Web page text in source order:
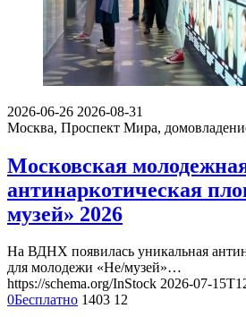
2026-06-26 2026-08-31
Москва, Проспект Мира,
Московская
антинаркотическая
музей» 2026
На ВДНХ появилась уникальная
для молодежи «Не/музей»…
https://schema.org/InStock 2026-07-
0Бесплатно 1403 12